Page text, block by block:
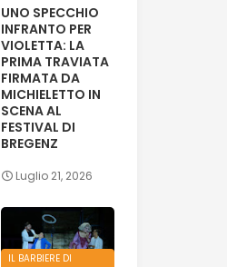
UNO SPECCHIO
INFRANTO PER
VIOLETTA: LA
PRIMA TRAVIATA
FIRMATA DA
MICHIELETTO IN
SCENA AL
FESTIVAL DI
BREGENZ
Luglio 21, 2026
IL BARBIERE DI